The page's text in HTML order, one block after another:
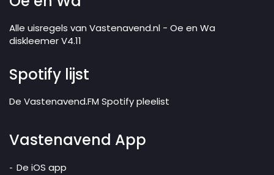
Alle uisregels van Vastenavend.nl - Oe en Wa
diskleemer V4.11
Spotify lijst
De Vastenavend.FM Spotify pleelist
Vastenavend App
De iOS app